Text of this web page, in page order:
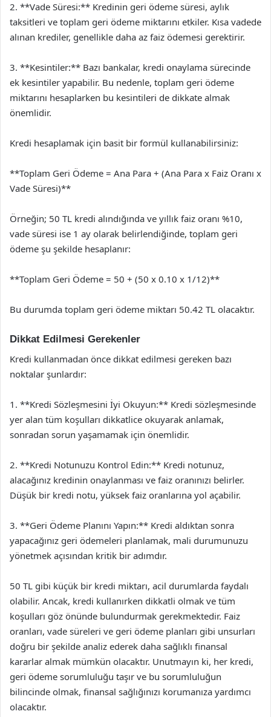
2. **Vade Süresi:** Kredinin geri ödeme süresi, aylık
taksitleri ve toplam geri ödeme miktarını etkiler. Kısa vadede
alınan krediler, genellikle daha az faiz ödemesi gerektirir.
3. **Kesintiler:** Bazı bankalar, kredi onaylama sürecinde
ek kesintiler yapabilir. Bu nedenle, toplam geri ödeme
miktarını hesaplarken bu kesintileri de dikkate almak
önemlidir.
Kredi hesaplamak için basit bir formül kullanabilirsiniz:
**Toplam Geri Ödeme = Ana Para + (Ana Para x Faiz Oranı x
Vade Süresi)**
Örneğin; 50 TL kredi alındığında ve yıllık faiz oranı %10,
vade süresi ise 1 ay olarak belirlendiğinde, toplam geri
ödeme şu şekilde hesaplanır:
**Toplam Geri Ödeme = 50 + (50 x 0.10 x 1/12)**
Bu durumda toplam geri ödeme miktarı 50.42 TL olacaktır.
Dikkat Edilmesi Gerekenler
Kredi kullanmadan önce dikkat edilmesi gereken bazı
noktalar şunlardır:
1. **Kredi Sözleşmesini İyi Okuyun:** Kredi sözleşmesinde
yer alan tüm koşulları dikkatlice okuyarak anlamak,
sonradan sorun yaşamamak için önemlidir.
2. **Kredi Notunuzu Kontrol Edin:** Kredi notunuz,
alacağınız kredinin onaylanması ve faiz oranınızı belirler.
Düşük bir kredi notu, yüksek faiz oranlarına yol açabilir.
3. **Geri Ödeme Planını Yapın:** Kredi aldıktan sonra
yapacağınız geri ödemeleri planlamak, mali durumunuzu
yönetmek açısından kritik bir adımdır.
50 TL gibi küçük bir kredi miktarı, acil durumlarda faydalı
olabilir. Ancak, kredi kullanırken dikkatli olmak ve tüm
koşulları göz önünde bulundurmak gerekmektedir. Faiz
oranları, vade süreleri ve geri ödeme planları gibi unsurları
doğru bir şekilde analiz ederek daha sağlıklı finansal
kararlar almak mümkün olacaktır. Unutmayın ki, her kredi,
geri ödeme sorumluluğu taşır ve bu sorumluluğun
bilincinde olmak, finansal sağlığınızı korumanıza yardımcı
olacaktır.